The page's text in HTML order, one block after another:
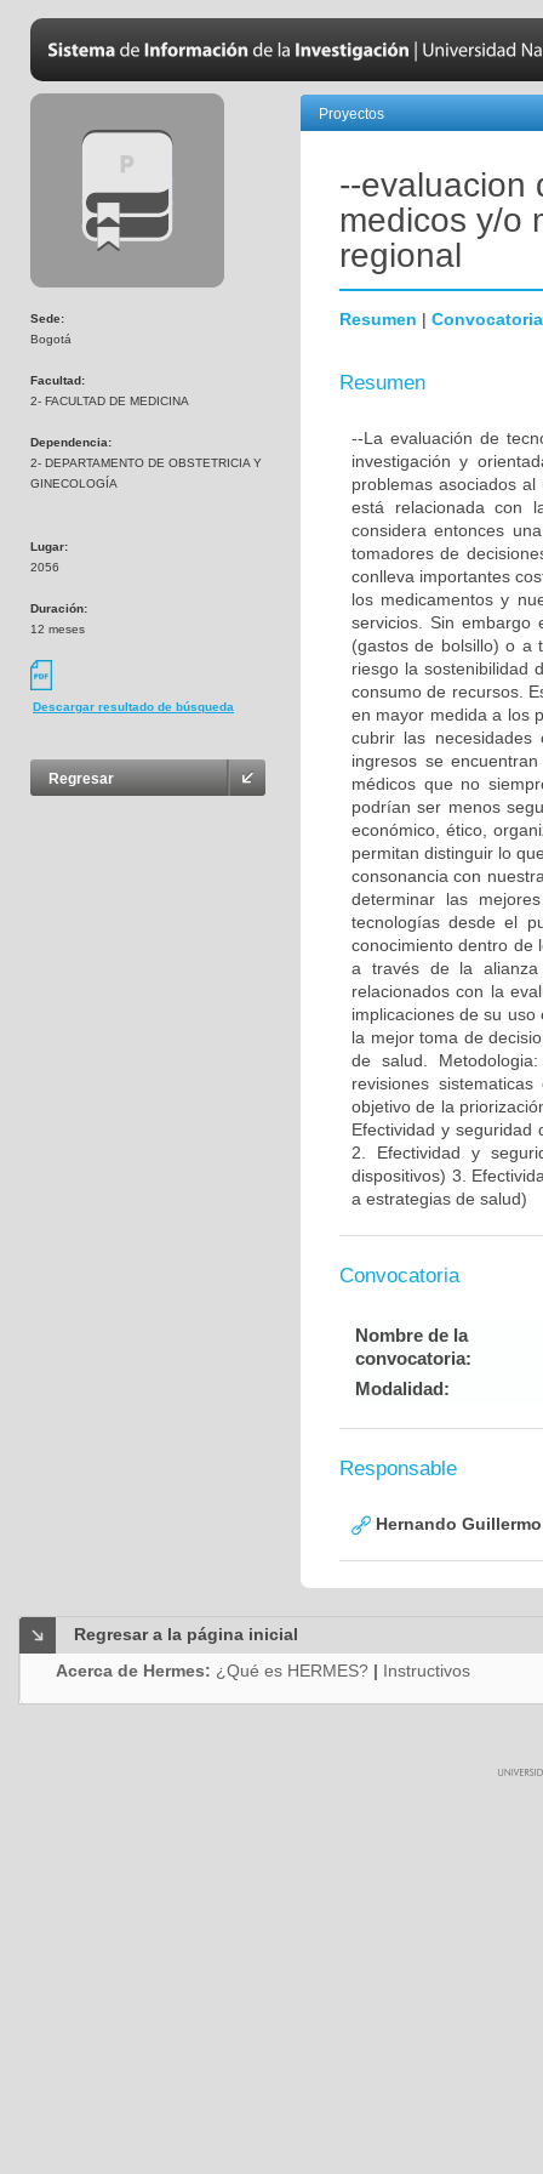
Sede:
Bogotá
Facultad:
2- FACULTAD DE MEDICINA
Dependencia:
2- DEPARTAMENTO DE OBSTETRICIA Y
GINECOLOGÍA
Lugar:
2056
Duración:
12 meses
Descargar resultado de búsqueda
Regresar
Proyectos
--evaluacion
medicos y/o
regional
Resumen | Convocatoria
Resumen
--La evaluación de
investigación y
problemas asociados
está relacionada con
considera entonces
tomadores de
conlleva importantes
los medicamentos y
servicios. Sin embargo
(gastos de bolsillo) o a
riesgo la sostenibilidad
consumo de recursos.
en mayor medida a los
cubrir las
ingresos se
médicos que no
podrían ser menos
económico, ético,
permitan distinguir lo
consonancia con
determinar las
tecnologías desde el
conocimiento dentro de
a través de la alianza
relacionados con la
implicaciones de su
la mejor toma de
de salud.
revisiones
objetivo de la
Efectividad y seguridad
2. Efectividad y
dispositivos) 3.
a estrategias de salud)
Convocatoria
Nombre de la
convocatoria:
Modalidad:
Responsable
Hernando
Regresar a la página inicial
Acerca de Hermes: ¿Qué es HERMES? | Instructivos